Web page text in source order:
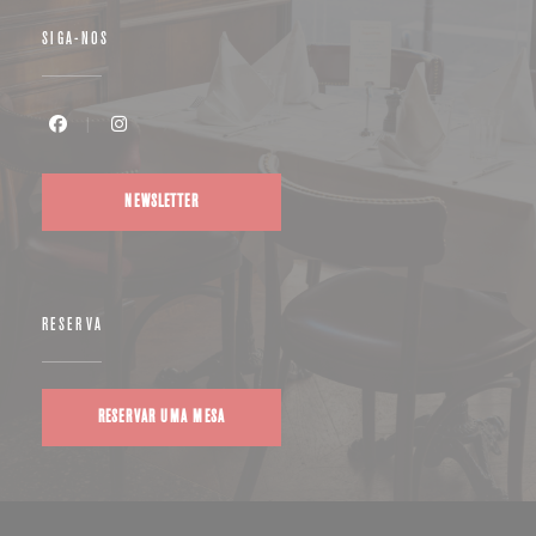
SIGA-NOS
NEWSLETTER
RESERVA
RESERVAR UMA MESA